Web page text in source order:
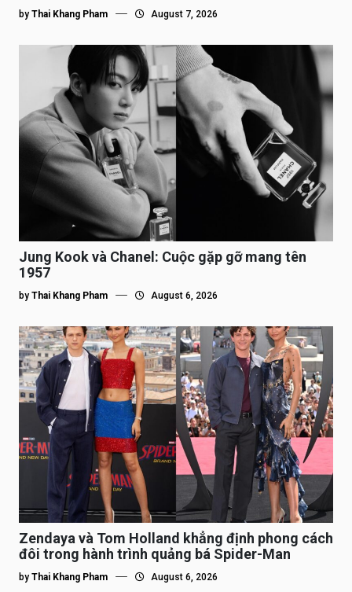
by Thai Khang Pham August 7, 2026
Jung Kook và Chanel: Cuộc gặp gỡ mang tên
1957
by Thai Khang Pham August 6, 2026
Zendaya và Tom Holland khẳng định phong cách
đôi trong hành trình quảng bá Spider-Man
by Thai Khang Pham August 6, 2026